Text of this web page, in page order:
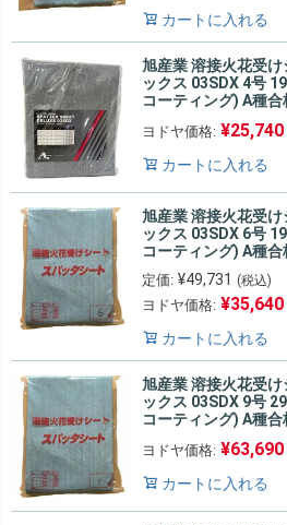
カートに入れる
旭産業 溶接火花受
ックス 03SDX 4号
コーティング) A種合
ヨドヤ価格: ¥25,740
カートに入れる
旭産業 溶接火花受
ックス 03SDX 6号
コーティング) A種合
定価: ¥49,731 (税込)
ヨドヤ価格: ¥35,640
カートに入れる
旭産業 溶接火花受
ックス 03SDX 9号
コーティング) A種合
ヨドヤ価格: ¥63,690
カートに入れる